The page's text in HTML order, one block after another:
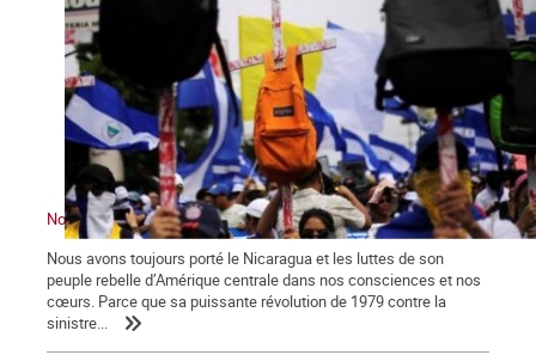
Nous ne sommes pas indifférents. Le Nicaragua nous convoque
Nous avons toujours porté le Nicaragua et les luttes de son
peuple rebelle d’Amérique centrale dans nos consciences et nos
cœurs. Parce que sa puissante révolution de 1979 contre la
sinistre...